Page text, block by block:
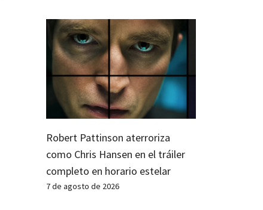
Robert Pattinson aterroriza
como Chris Hansen en el tráiler
completo en horario estelar
7 de agosto de 2026